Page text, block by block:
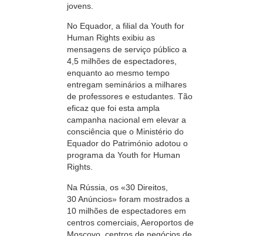
jovens.
No Equador, a filial da Youth for
Human Rights exibiu as
mensagens de serviço público a
4,5 milhões de espectadores,
enquanto ao mesmo tempo
entregam seminários a milhares
de professores e estudantes. Tão
eficaz que foi esta ampla
campanha nacional em elevar a
consciência que o Ministério do
Equador do Património adotou o
programa da Youth for Human
Rights.
Na Rússia, os «30 Direitos,
30 Anúncios» foram mostrados a
10 milhões de espectadores em
centros comerciais, Aeroportos de
Moscovo, centros de negócios de